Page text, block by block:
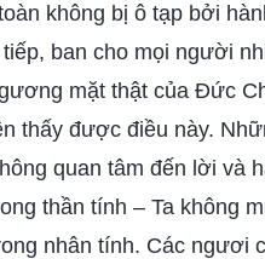
không bị ô tạp bởi
ban cho mọi người
mặt thật của Đức
thấy được điều này.
quan tâm đến lời và
thần tính – Ta không
nhân tính. Các ngươi